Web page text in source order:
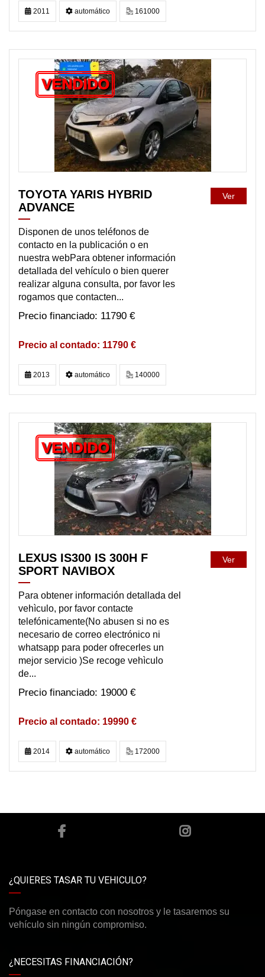
2011 automático 161000
VENDIDO
TOYOTA YARIS HYBRID
ADVANCE
Disponen de unos teléfonos de
contacto en la publicación o en
nuestra webPara obtener información
detallada del vehículo o bien querer
realizar alguna consulta, por favor les
rogamos que contacten...
11790 €
11790 €
Ver
2013 automático 140000
VENDIDO
LEXUS IS300 IS 300H F
SPORT NAVIBOX
Para obtener información detallada del
vehìculo, por favor contacte
telefónicamente(No abusen si no es
necesario de correo electrónico ni
whatsapp para poder ofrecerles un
mejor servicio )Se recoge vehìculo
de...
19000 €
19990 €
Ver
2014 automático 172000
¿QUIERES TASAR TU VEHICULO?
Póngase en contacto con nosotros y le tasaremos su
vehículo sin ningún compromiso.
¿NECESITAS FINANCIACIÓN?